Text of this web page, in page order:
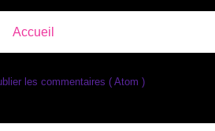
Accueil
les commentaires ( Atom )